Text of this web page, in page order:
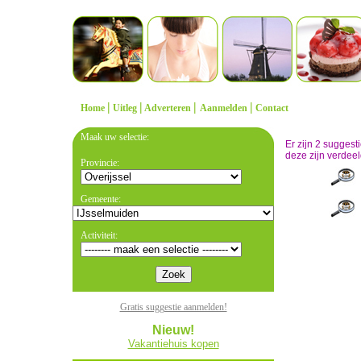
Home | Uitleg | Adverteren | Aanmelden | Contact
Maak uw selectie:
Provincie:
Gemeente:
Activiteit:
Gratis suggestie aanmelden!
Nieuw!
Vakantiehuis kopen
Er zijn 2
deze zijn